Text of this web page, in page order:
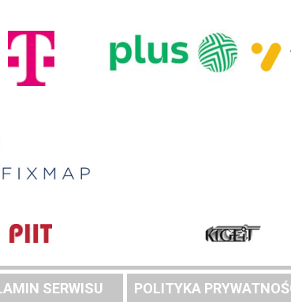
SERWISU POLITYKA